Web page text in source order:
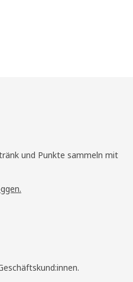
und Punkte sammeln mit